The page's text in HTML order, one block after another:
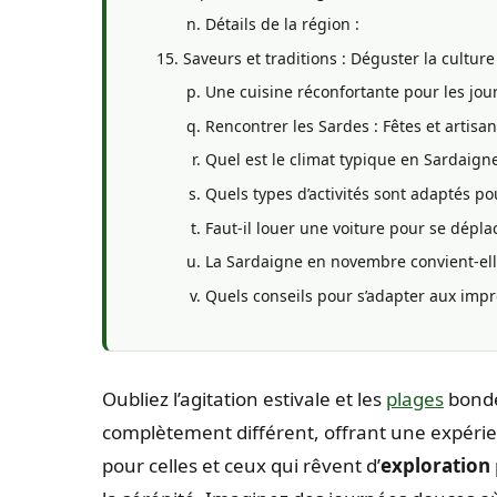
Détails de la région :
Saveurs et traditions : Déguster la
Une cuisine réconfortante pour les
Rencontrer les Sardes : Fêtes et
Quel est le climat typique en
Quels types d’activités sont adaptés
Faut-il louer une voiture pour se
La Sardaigne en novembre convient-
Quels conseils pour s’adapter aux
Oubliez l’agitation estivale et les plages
complètement différent, offrant une
pour celles et ceux qui rêvent d’exploration